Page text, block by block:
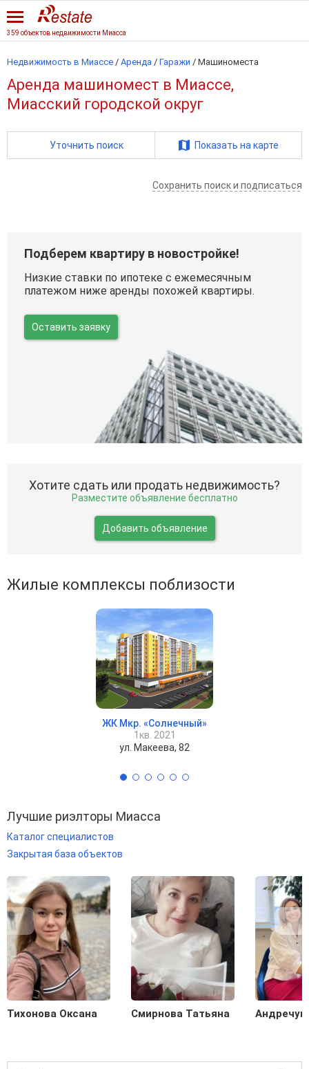
359 объектов недвижимости Миасса
Недвижимость в Миассе / Аренда / Гаражи / Машиноместа
Аренда машиномест в Миассе,
Миасский городской округ
Уточнить поиск Показать на карте
Сохранить поиск и подписаться
Подберем квартиру в новостройке!
Низкие ставки по ипотеке с ежемесячным
платежом ниже аренды похожей квартиры.
Оставить заявку
Хотите сдать или продать недвижимость?
Разместите объявление бесплатно
Добавить объявление
Жилые комплексы поблизости
ЖК Мкр. «Солнечный»
1кв. 2021
ул. Макеева, 82
Лучшие риэлторы Миасса
Каталог специалистов
Закрытая база объектов
Тихонова Оксана Смирнова Татьяна Андречук